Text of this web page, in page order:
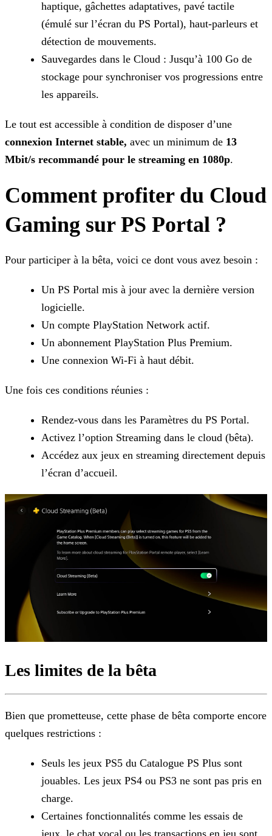
haptique, gâchettes adaptatives, pavé tactile
(émulé sur l’écran du PS Portal), haut-parleurs et
détection de mouvements.
Sauvegardes dans le Cloud : Jusqu’à 100 Go de
stockage pour synchroniser vos progressions entre
les appareils.
Le tout est accessible à condition de disposer d’une
connexion Internet stable, avec un minimum de 13
Mbit/s recommandé pour le streaming en 1080p.
Comment profiter du Cloud
Gaming sur PS Portal ?
Pour participer à la bêta, voici ce dont vous avez besoin :
Un PS Portal mis à jour avec la dernière version
logicielle.
Un compte PlayStation Network actif.
Un abonnement PlayStation Plus Premium.
Une connexion Wi-Fi à haut débit.
Une fois ces conditions réunies :
Rendez-vous dans les Paramètres du PS Portal.
Activez l’option Streaming dans le cloud (bêta).
Accédez aux jeux en streaming directement depuis
l’écran d’accueil.
Les limites de la bêta
Bien que prometteuse, cette phase de bêta comporte encore
quelques restrictions :
Seuls les jeux PS5 du Catalogue PS Plus sont
jouables. Les jeux PS4 ou PS3 ne sont pas pris en
charge.
Certaines fonctionnalités comme les essais de